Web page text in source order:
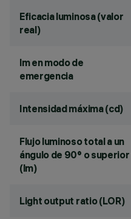
Eficacia luminosa (valor
real)
lm en modo de
emergencia
Intensidad máxima (cd)
Flujo luminoso total a un
ángulo de 90° o superior
(lm)
Light output ratio (LOR)